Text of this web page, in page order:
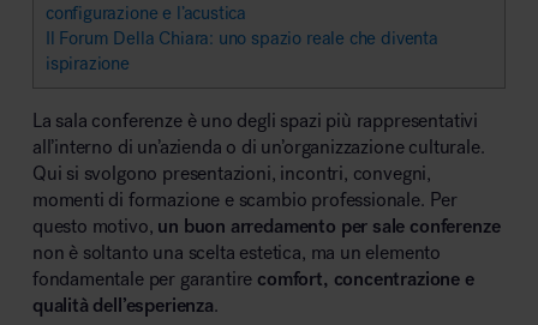
Area outdoor
Area hospitality
configurazione e l’acustica
Il Forum Della Chiara: uno spazio reale che diventa
ispirazione
La sala conferenze è uno degli spazi più rappresentativi
all’interno di un’azienda o di un’organizzazione culturale.
Qui si svolgono presentazioni, incontri, convegni,
momenti di formazione e scambio professionale. Per
questo motivo, un buon arredamento per sale conferenze
non è soltanto una scelta estetica, ma un elemento
fondamentale per garantire comfort, concentrazione e
qualità dell’esperienza.